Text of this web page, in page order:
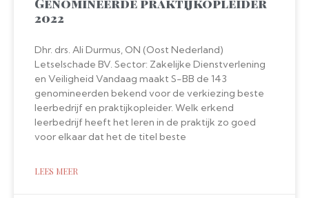
Genomineerde praktijkopleider
2022
Dhr. drs. Ali Durmus, ON (Oost Nederland)
Letselschade BV. Sector: Zakelijke Dienstverlening
en Veiligheid Vandaag maakt S-BB de 143
genomineerden bekend voor de verkiezing beste
leerbedrijf en praktijkopleider. Welk erkend
leerbedrijf heeft het leren in de praktijk zo goed
voor elkaar dat het de titel beste
LEES MEER